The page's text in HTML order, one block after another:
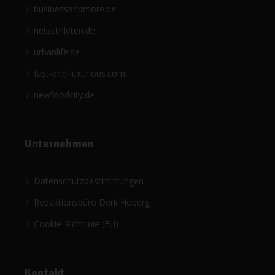
businessandmore.de
netzathleten.de
urbanlife.de
fast-and-luxurious.com
newfoodcity.de
Unternehmen
Datenschutzbestimmungen
Redaktionsbüro Derk Hoberg
Cookie-Richtlinie (EU)
Kontakt